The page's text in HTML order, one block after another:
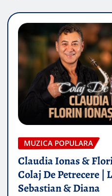
MUZICA POPULARA
Claudia Ionas &
Colaj De Petrecere |
Sebastian & Diana